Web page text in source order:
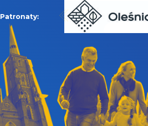
Patronaty: